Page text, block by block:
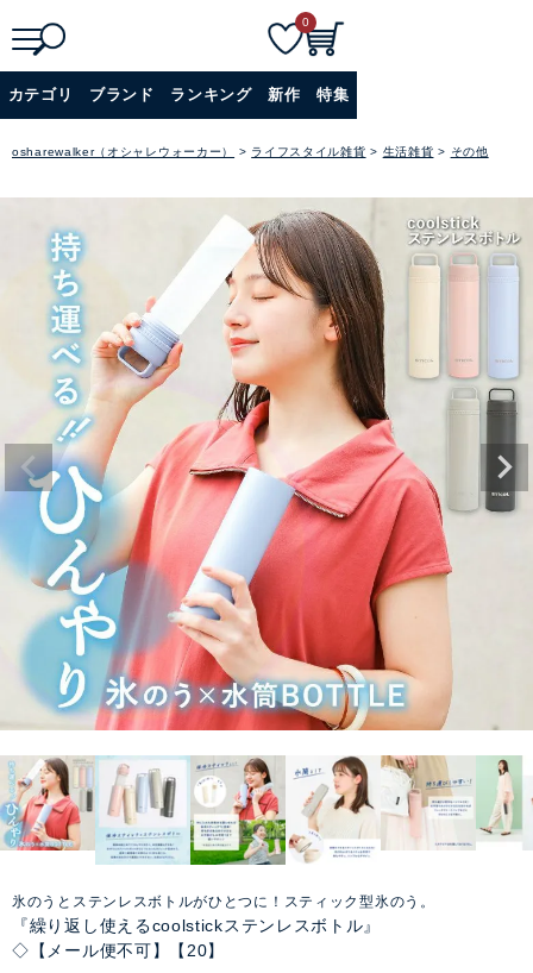
詳細検索
0
カテゴリ ブランド ランキング 新作 特集
osharewalker（オシャレウォーカー） ライフスタイル雑貨 生活雑貨 その他
氷のうとステンレスボトルがひとつに！スティック型氷のう。
『繰り返し使えるcoolstickステンレスボトル』
◇【メール便不可】【20】